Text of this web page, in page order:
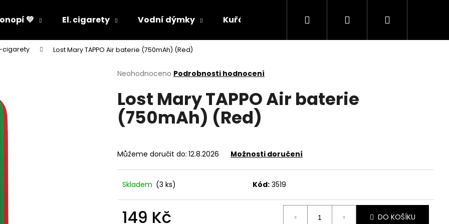
💚 El. cigarety Vodní dýmky Kuřácké potřeby Žvýkací tabák
Hledat PřihlášeníNákupní
cigarety Lost Mary TAPPO Air baterie (750mAh) (Red)
Průměrné
produktu
je
0,0
z
Neohodnoceno Podrobnosti hodnocení
Lost Mary TAPPO Air baterie
(750mAh) (Red)
Můžeme doručit do: 12.8.2026 Možnosti doručení
Skladem (3 ks) Kód: 3519
149 Kč DO KOŠÍKU
Co potřebujete najít?
HLEDAT